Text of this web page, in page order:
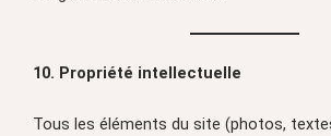
10. Propriété intellectuelle
Tous les éléments du site (photos,